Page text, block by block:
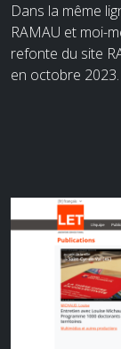
Dans la même
RAMAU et moi-
refonte du site
en octobre